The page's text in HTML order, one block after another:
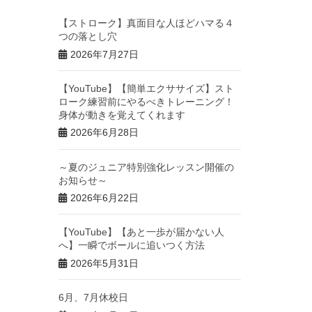
【ストローク】真面目な人ほどハマる４
つの落とし穴
2026年7月27日
【YouTube】【簡単エクササイズ】スト
ローク練習前にやるべきトレーニング！
身体が動きを覚えてくれます
2026年6月28日
～夏のジュニア特別強化レッスン開催の
お知らせ～
2026年6月22日
【YouTube】【あと一歩が届かない人
へ】一瞬でボールに追いつく方法
2026年5月31日
6月、7月休校日